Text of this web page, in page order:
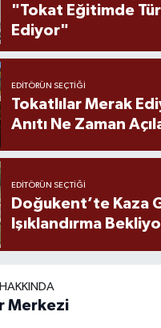
"Tokat Eğitimde
Ediyor"
EDITÖRÜN SEÇTIĞI
Tokatlılar Merak
Anıtı Ne Zaman
EDITÖRÜN SEÇTIĞI
Doğukent’te Kaza
Işıklandırma
Merkezi